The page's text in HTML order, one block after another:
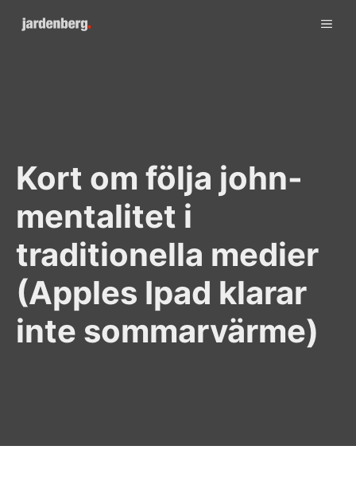
Kort om följa john-
mentalitet i
traditionella medier
(Apples Ipad klarar
inte sommarvärme)